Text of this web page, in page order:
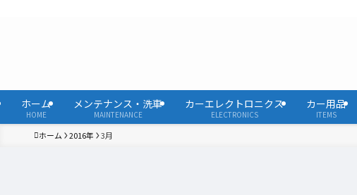
ホーム
HOME
メンテナンス・洗車
MAINTENANCE
カーエレクトロニクス
ELECTRONICS
カー用品
ITEMS
ホーム 2016年 3月